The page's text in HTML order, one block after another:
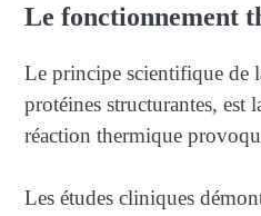
Le fonctionnement
Le principe scientifique de
protéines structurantes, est
réaction thermique
Les études cliniques